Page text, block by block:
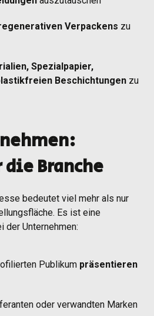
Verpackens zu
Spezialpapier,
Beschichtungen zu
Branche
bedeutet viel mehr als nur
Es ist eine
der Unternehmen:
Publikum präsentieren
oder verwandten Marken